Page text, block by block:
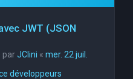
JWT (JSON
parJClini « mer. 22 juil.
développeurs